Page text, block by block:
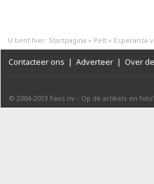
U bent hier: Startpagina » Pelt » Esperanza
Contacteer ons | Adverteer | Over
© 2004-2013 Faes nv - Op de artikels en